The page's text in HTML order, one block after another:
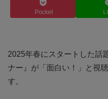
Pocket
2025年春にスタートした話
ナー』が「面白い！」と視
す。